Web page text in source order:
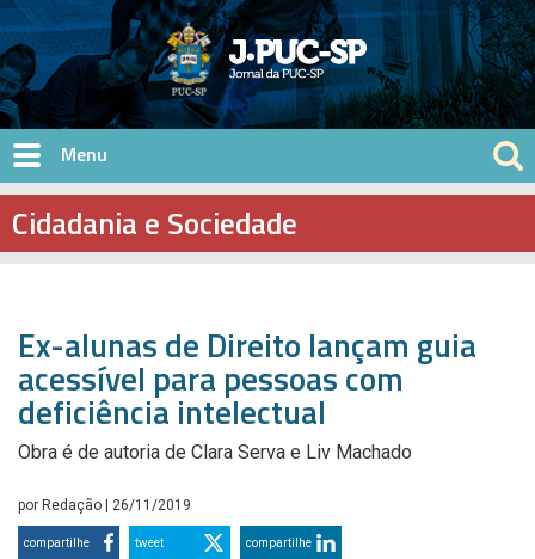
Pular para o conteúdo principal
Cidadania e Sociedade
Ex-alunas de Direito lançam guia
acessível para pessoas com
deficiência intelectual
Obra é de autoria de Clara Serva e Liv Machado
por Redação | 26/11/2019
compartilhe tweet compartilhe